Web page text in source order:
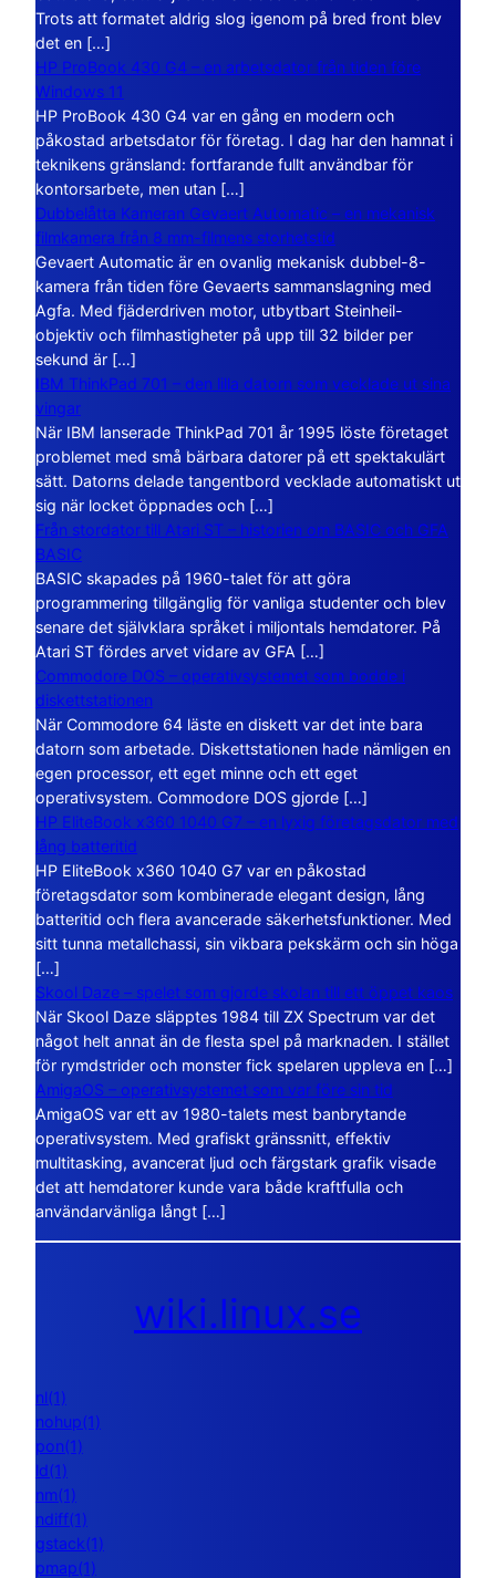
Trots att formatet aldrig slog igenom på bred front blev
det en […]
HP ProBook 430 G4 – en arbetsdator från tiden före
Windows 11
HP ProBook 430 G4 var en gång en modern och
påkostad arbetsdator för företag. I dag har den hamnat i
teknikens gränsland: fortfarande fullt användbar för
kontorsarbete, men utan […]
Dubbelåtta Kameran Gevaert Automatic – en mekanisk
filmkamera från 8 mm-filmens storhetstid
Gevaert Automatic är en ovanlig mekanisk dubbel-8-
kamera från tiden före Gevaerts sammanslagning med
Agfa. Med fjäderdriven motor, utbytbart Steinheil-
objektiv och filmhastigheter på upp till 32 bilder per
sekund är […]
IBM ThinkPad 701 – den lilla datorn som vecklade ut sina
vingar
När IBM lanserade ThinkPad 701 år 1995 löste företaget
problemet med små bärbara datorer på ett spektakulärt
sätt. Datorns delade tangentbord vecklade automatiskt ut
sig när locket öppnades och […]
Från stordator till Atari ST – historien om BASIC och GFA
BASIC
BASIC skapades på 1960-talet för att göra
programmering tillgänglig för vanliga studenter och blev
senare det självklara språket i miljontals hemdatorer. På
Atari ST fördes arvet vidare av GFA […]
Commodore DOS – operativsystemet som bodde i
diskettstationen
När Commodore 64 läste en diskett var det inte bara
datorn som arbetade. Diskettstationen hade nämligen en
egen processor, ett eget minne och ett eget
operativsystem. Commodore DOS gjorde […]
HP EliteBook x360 1040 G7 – en lyxig företagsdator med
lång batteritid
HP EliteBook x360 1040 G7 var en påkostad
företagsdator som kombinerade elegant design, lång
batteritid och flera avancerade säkerhetsfunktioner. Med
sitt tunna metallchassi, sin vikbara pekskärm och sin höga
[…]
Skool Daze – spelet som gjorde skolan till ett öppet kaos
När Skool Daze släpptes 1984 till ZX Spectrum var det
något helt annat än de flesta spel på marknaden. I stället
för rymdstrider och monster fick spelaren uppleva en […]
AmigaOS – operativsystemet som var före sin tid
AmigaOS var ett av 1980-talets mest banbrytande
operativsystem. Med grafiskt gränssnitt, effektiv
multitasking, avancerat ljud och färgstark grafik visade
det att hemdatorer kunde vara både kraftfulla och
användarvänliga långt […]
wiki.linux.se
nl(1)
nohup(1)
pon(1)
ld(1)
nm(1)
ndiff(1)
gstack(1)
pmap(1)